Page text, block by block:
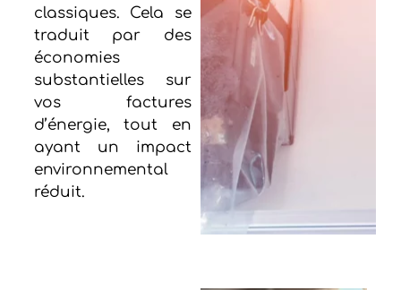
classiques. Cela se
traduit par des
économies
substantielles sur
vos factures
d’énergie, tout en
ayant un impact
environnemental
réduit.